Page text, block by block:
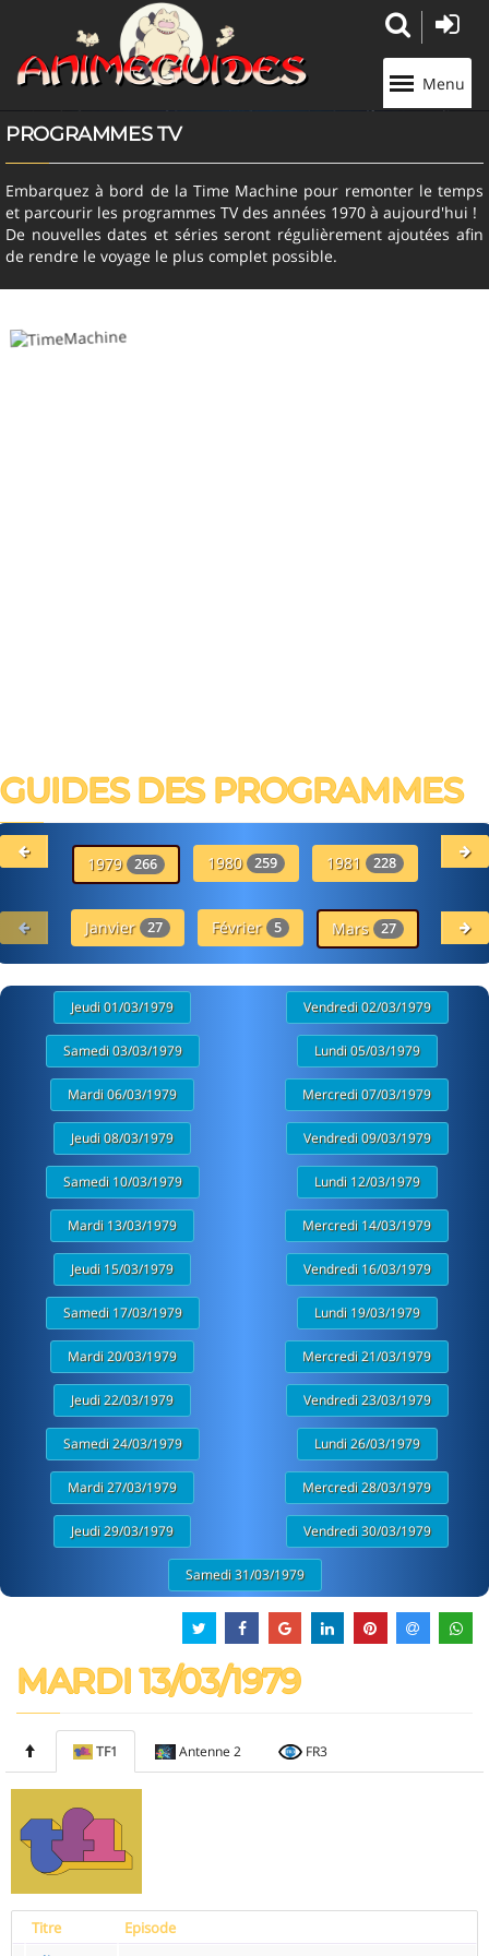
Menu
PROGRAMMES TV
Embarquez à bord de la Time Machine pour remonter le temps
et parcourir les programmes TV des années 1970 à aujourd'hui !
De nouvelles dates et séries seront régulièrement ajoutées afin
de rendre le voyage le plus complet possible.
GUIDES DES PROGRAMMES
1979 266 1980 259 1981 228
Janvier 27 Février 5 Mars 27
Jeudi 01/03/1979 Vendredi 02/03/1979
Samedi 03/03/1979 Lundi 05/03/1979
Mardi 06/03/1979 Mercredi 07/03/1979
Jeudi 08/03/1979 Vendredi 09/03/1979
Samedi 10/03/1979 Lundi 12/03/1979
Mardi 13/03/1979 Mercredi 14/03/1979
Jeudi 15/03/1979 Vendredi 16/03/1979
Samedi 17/03/1979 Lundi 19/03/1979
Mardi 20/03/1979 Mercredi 21/03/1979
Jeudi 22/03/1979 Vendredi 23/03/1979
Samedi 24/03/1979 Lundi 26/03/1979
Mardi 27/03/1979 Mercredi 28/03/1979
Jeudi 29/03/1979 Vendredi 30/03/1979
Samedi 31/03/1979
MARDI 13/03/1979
TF1 Antenne 2 FR3
Titre Episode
Panneau de gestion des cookies